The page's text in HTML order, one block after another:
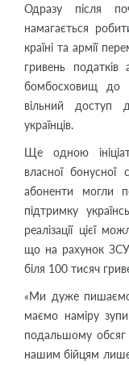
Одразу після
намагається
країні та армії
гривень
бомбосховищ до
вільний доступ
українців.
Ще одною
власної
абоненти могли
підтримку
реалізації цієї
що на рахунок ЗСУ
біля 100 тисяч
«Ми дуже
маємо наміру
подальшому
нашим бійцям